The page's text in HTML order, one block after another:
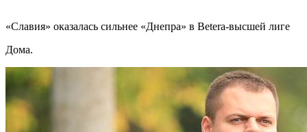
«Славия» оказалась сильнее «Днепра» в Betera-высшей лиге
Дома.